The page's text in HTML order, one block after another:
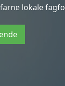
lokale